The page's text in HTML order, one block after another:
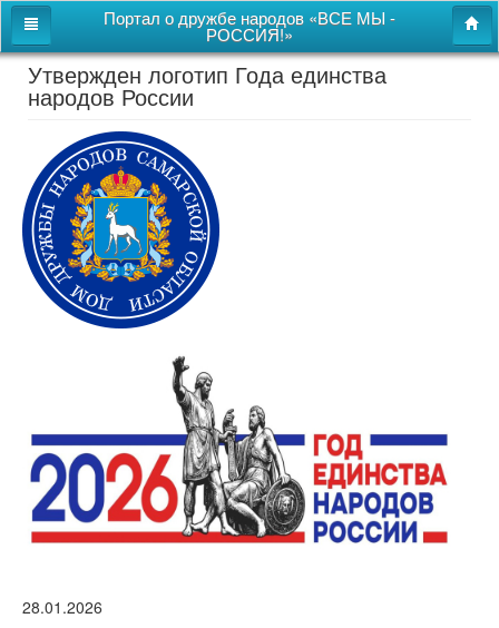
Портал о дружбе народов «ВСЕ МЫ -
РОССИЯ!»
Главная
Новости
СВОи
Этнокультурная карта
Казачий центр
Поиск
Карта сайта
Перейти к полной
версии сайта
Утвержден логотип Года единства
народов России
28.01.2026